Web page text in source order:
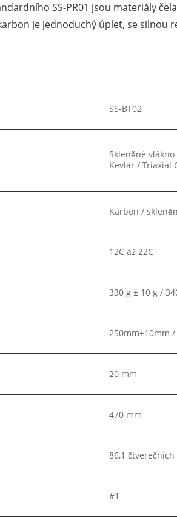
SS-PR01 jsou materiály
je jednoduchý úplet, se silnou
SS-BT02
Skleněné
Kevlar / Triaxial
Karbon /
12C až 22C
330 g ± 10 g /
250mm±10mm
20 mm
470 mm
86,1 čtverečních
#1